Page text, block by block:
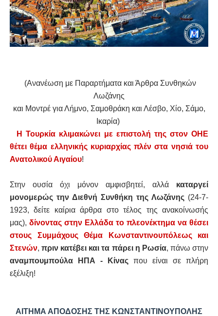
(Ανανέωση με Παραρτήματα και Άρθρα Συνθηκών
Λωζάνης
και Μοντρέ για Λήμνο, Σαμοθράκη και Λέσβο, Χίο, Σάμο,
Ικαρία)
Η Τουρκία κλιμακώνει με επιστολή της στον ΟΗΕ
θέτει θέμα ελληνικής κυριαρχίας πλέν στα νησιά του
Ανατολικού Αιγαίου!
Στην ουσία όχι μόνον αμφισβητεί, αλλά καταργεί
μονομερώς την Διεθνή Συνθήκη της Λωζάνης (24-7-
1923, δείτε καίρια άρθρα στο τέλος της ανακοίνωσής
μας), δίνοντας στην Ελλάδα το πλεονέκτημα να θέσει
στους Συμμάχους Θέμα Κωνσταντινουπόλεως και
Στενών,πριν κατέβει και τα πάρει η Ρωσία, πάνω στην
αναμπουμπούλα ΗΠΑ - Κίνας που είναι σε πλήρη
εξέλιξη!
ΑΙΤΗΜΑ ΑΠΟΔΟΣΗΣ ΤΗΣ ΚΩΝΣΤΑΝΤΙΝΟΥΠΟΛΗΣ